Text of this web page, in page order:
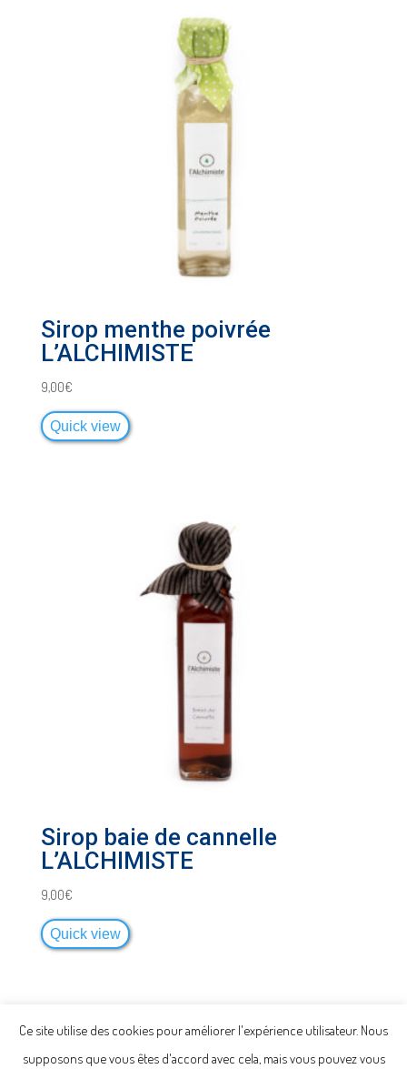
Sirop menthe poivrée
L’ALCHIMISTE
9,00€
Quick view
Sirop baie de cannelle
L’ALCHIMISTE
9,00€
Quick view
Ce site utilise des cookies pour améliorer l'expérience utilisateur. Nous
supposons que vous êtes d'accord avec cela, mais vous pouvez vous